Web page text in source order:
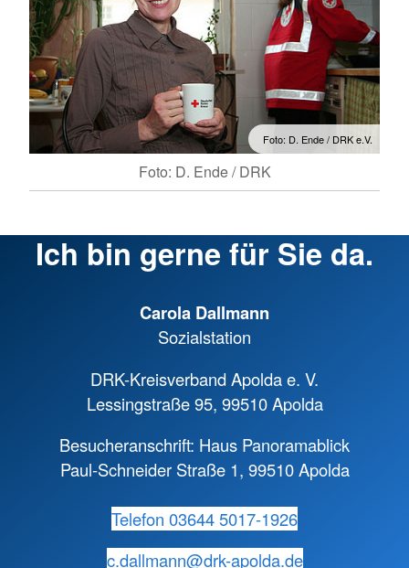
Foto: D. Ende / DRK e.V.
Foto: D. Ende / DRK
Ich bin gerne für Sie da.
Carola Dallmann
Sozialstation
DRK-Kreisverband Apolda e. V.
Lessingstraße 95, 99510 Apolda
Besucheranschrift: Haus Panoramablick
Paul-Schneider Straße 1, 99510 Apolda
Telefon 03644 5017-1926
c.dallmann@drk-apolda.de